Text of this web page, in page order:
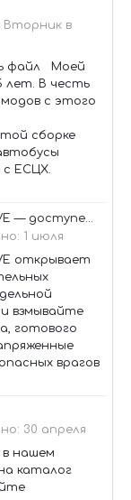
Вторник в
файл Моей
лет. В честь
с этого
сборке
с ЕСЦХ.
ACE COMBAT 8: WINGS OF THEVE — доступен предзаказ!
1 июля
открывает
взмывайте
готового
врагов
30 апреля
в нашем
каталог